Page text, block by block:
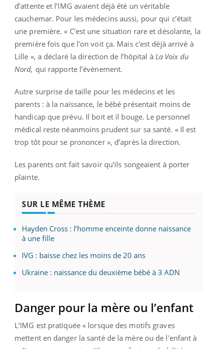
d’attente et l’IMG avaient déjà été un véritable
cauchemar. Pour les médecins aussi, pour qui c’était
une première. « C'est une situation rare et désolante, la
première fois que l'on voit ça. Mais c'est déjà arrivé à
Lille », a déclaré la direction de l’hôpital à La Voix du
Nord, qui rapporte l’évènement.
Autre surprise de taille pour les médecins et les
parents : à la naissance, le bébé présentait moins de
handicap que prévu. Il boit et il bouge. Le personnel
médical reste néanmoins prudent sur sa santé. « Il est
trop tôt pour se prononcer », d’après la direction.
Les parents ont fait savoir qu'ils songeaient à porter
plainte.
SUR LE MÊME THÈME
Hayden Cross : l’homme enceinte donne naissance
à une fille
IVG : baisse chez les moins de 20 ans
Ukraine : naissance du deuxième bébé à 3 ADN
Danger pour la mère ou l’enfant
L’IMG est pratiquée « lorsque des motifs graves
mettent en danger la santé de la mère ou de l'enfant à